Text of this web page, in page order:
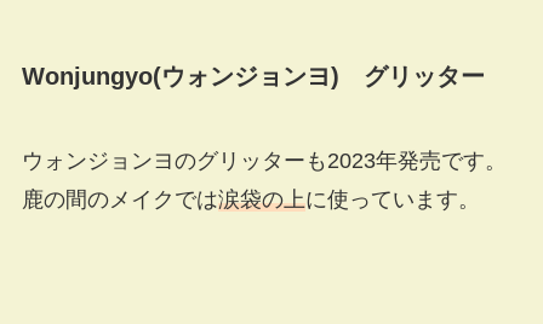
Wonjungyo(ウォンジョンヨ) グリッター
ウォンジョンヨのグリッターも2023年発売です。
鹿の間のメイクでは涙袋の上に使っています。